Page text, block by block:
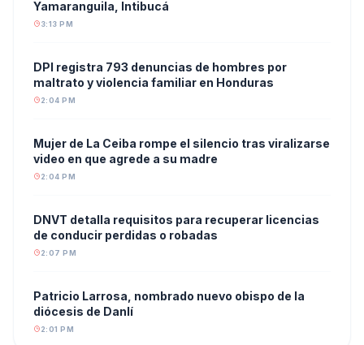
Yamaranguila, Intibucá
3:13 PM
DPI registra 793 denuncias de hombres por
maltrato y violencia familiar en Honduras
2:04 PM
Mujer de La Ceiba rompe el silencio tras viralizarse
video en que agrede a su madre
2:04 PM
DNVT detalla requisitos para recuperar licencias
de conducir perdidas o robadas
2:07 PM
Patricio Larrosa, nombrado nuevo obispo de la
diócesis de Danlí
2:01 PM